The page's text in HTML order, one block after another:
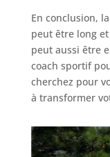
En conclusion,
peut être long
peut aussi être
coach sportif
cherchez pour
à transformer